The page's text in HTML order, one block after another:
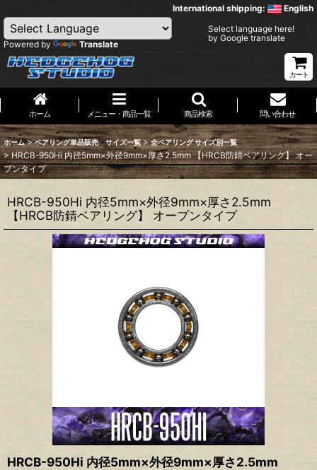
International shipping: English
Powered by Translate
Select language here!
by Google translate
カート
ホーム メニュー・商品一覧 商品検索 問い合わせ
ホーム > ベアリング単品販売 サイズ一覧 > 全ベアリング サイズ別一覧
> HRCB-950Hi 内径5mm×外径9mm×厚さ2.5mm 【HRCB防錆ベアリング】 オー
プンタイプ
HRCB-950Hi 内径5mm×外径9mm×厚さ2.5mm
【HRCB防錆ベアリング】 オープンタイプ
HRCB-950Hi 内径5mm×外径9mm×厚さ2.5mm